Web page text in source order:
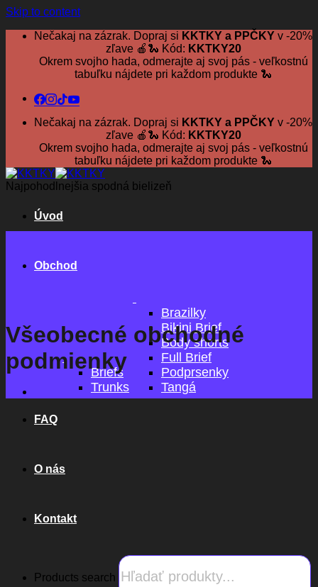
Skip to content
Nečakaj na zázrak. Dopraj si KKTKY a PPČKY v -20%
zľave 🍎🐍 Kód: KKTKY20
Okrem svojho hada, odmerajte aj svoj pás - veľkostnú
tabuľku nájdete pri každom produkte 🐍
Nečakaj na zázrak. Dopraj si KKTKY a PPČKY v -20%
zľave 🍎🐍 Kód: KKTKY20
Okrem svojho hada, odmerajte aj svoj pás - veľkostnú
tabuľku nájdete pri každom produkte 🐍
Najpohodlnejšia spodná bielizeň
Úvod
Obchod
Briefs
Trunks
Brazilky
Bikini Brief
Body shorts
Full Brief
Podprsenky
Tangá
FAQ
O nás
Kontakt
Products search
Všeobecné obchodné
podmienky